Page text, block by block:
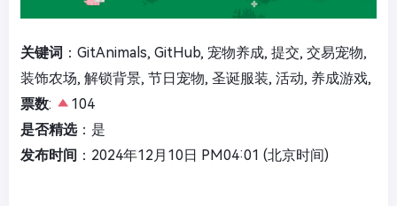
关键词 ：GitAnimals, GitHub, 宠物养成, 提交, 交易宠物,
装饰农场, 解锁背景, 节日宠物, 圣诞服装, 活动, 养成游戏,
票数:
104
是否精选：是
发布时间 ：2024年12月10日 PM04:01 (北京时间)